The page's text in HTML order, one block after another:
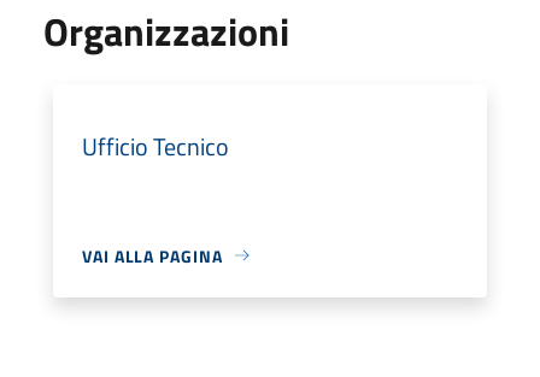
Organizzazioni
Ufficio Tecnico
VAI ALLA PAGINA